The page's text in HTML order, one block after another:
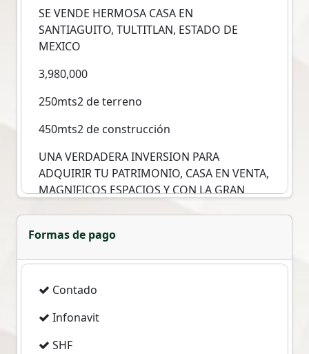
SE VENDE HERMOSA CASA EN
SANTIAGUITO, TULTITLAN, ESTADO DE
MEXICO
3,980,000
250mts2 de terreno
450mts2 de construcción
UNA VERDADERA INVERSION PARA
ADQUIRIR TU PATRIMONIO, CASA EN VENTA,
MAGNIFICOS ESPACIOS Y CON LA GRAN
RECIBIR UN INGRESO EXTRA, PLANTA BAJA
CON SALACOMEDOR, MEDIO BAÑO, ÁREA
PLANTA ALTA 3 RECAMARAS, BAÑO
HERMOSA CHIMENA, COCINA EN
MANPOSTERÍA, PATIO DE SERVICIO, EN EL
Formas de pago
Contado
Infonavit
SHF